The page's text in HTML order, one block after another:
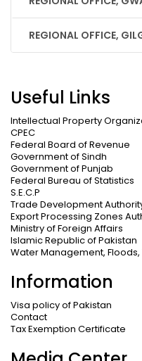
REGIONAL OFFICE,
Useful Links
Intellectual Property
CPEC
Federal Board of Revenue
Government of Sindh
Government of Punjab
Federal Bureau of Statistics
S.E.C.P
Trade Development
Export Processing Zones
Ministry of Foreign Affairs
Islamic Republic of Pakistan
Water Management,
Information
Visa policy of Pakistan
Contact
Tax Exemption Certificate